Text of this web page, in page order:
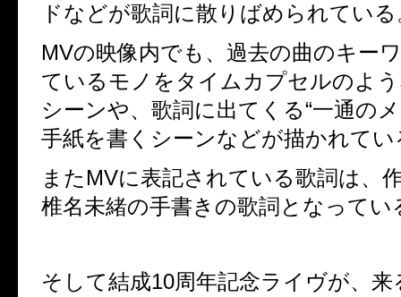
ドなどが歌詞に散りばめられている
MVの映像内でも、過去の曲のキー
ているモノをタイムカプセルのよ
シーンや、歌詞に出てくる“一通の
手紙を書くシーンなどが描かれてい
また MVに表記されている歌詞は、
椎名未緒の手書きの歌詞となってい
そして結成10周年記念ライヴが、来